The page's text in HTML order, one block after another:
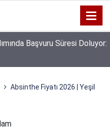
Başvuru Süresi Doluyor:
Absinthe Fiyatı 2026 | Yeşil